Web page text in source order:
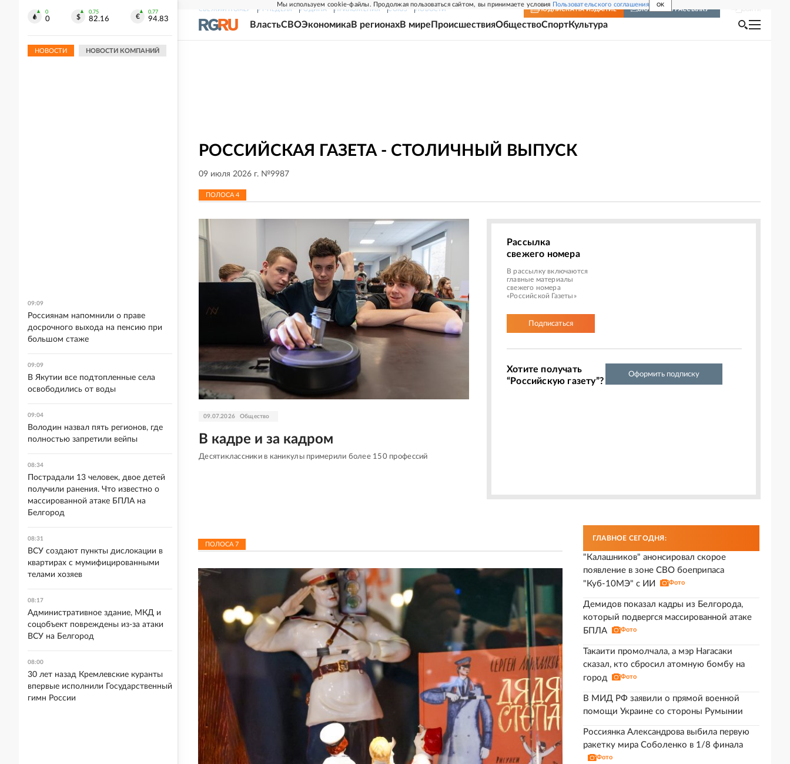
Мы используем cookie-файлы. Продолжая пользоваться сайтом, вы принимаете условия Пользовательского соглашения OK
СВЕЖИЙ НОМЕР РГ-НЕДЕЛЯ РОДИНА ПРИЛОЖЕНИЯ СОЮЗ НОВОСТИ ПОДПИСКА НА ИЗДАНИЕ ВКЛЮЧИТЬ РАССЫЛКУ
ВластьСВОЭкономикаВ регионахВ мире ПроисшествияОбществоСпортКультура
РОССИЙСКАЯ ГАЗЕТА - СТОЛИЧНЫЙ ВЫПУСК
09 июля 2026 г. №9987
ПОЛОСА 4
09.07.2026 Общество
В кадре и за кадром
Десятиклассники в каникулы примерили более 150 профессий
Рассылка
свежего номера
В рассылку включаются
главные материалы
свежего номера
«Российской Газеты»
Подписаться
Хотите получать
“Российскую газету”?
Оформить подписку
ПОЛОСА 7
ГЛАВНОЕ СЕГОДНЯ:
"Калашников" анонсировал скорое
появление в зоне СВО боеприпаса
"Куб-10МЭ" с ИИ
Фото
Демидов показал кадры из Белгорода,
который подвергся массированной атаке
БПЛА
Фото
Такаити промолчала, а мэр Нагасаки
сказал, кто сбросил атомную бомбу на
город
Фото
В МИД РФ заявили о прямой военной
помощи Украине со стороны Румынии
Россиянка Александрова выбила первую
ракетку мира Соболенко в 1/8 финала
Фото
0
0
0.75
82.16
0.77
94.83
НОВОСТИ НОВОСТИ КОМПАНИЙ
09:11
09:09
Россиянам напомнили о праве
досрочного выхода на пенсию при
большом стаже
09:09
В Якутии все подтопленные села
освободились от воды
09:04
Володин назвал пять регионов, где
полностью запретили вейпы
08:34
Пострадали 13 человек, двое детей
получили ранения. Что известно о
массированной атаке БПЛА на
Белгород
08:31
ВСУ создают пункты дислокации в
квартирах с мумифицированными
телами хозяев
08:17
Административное здание, МКД и
соцобъект повреждены из-за атаки
ВСУ на Белгород
08:00
30 лет назад Кремлевские куранты
впервые исполнили Государственный
гимн России